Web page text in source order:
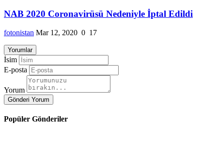
NAB 2020 Coronavirüsü Nedeniyle İptal Edildi
fotonistan Mar 12, 2020 0 17
Yorumlar
İsim
E-posta
Yorum
Gönderi Yorum
Popüler Gönderiler